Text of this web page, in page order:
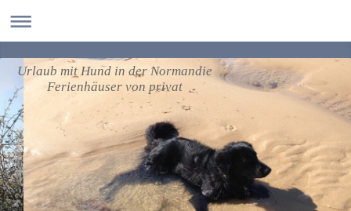
Urlaub mit Hund in der Normandie
Ferienhäuser von privat